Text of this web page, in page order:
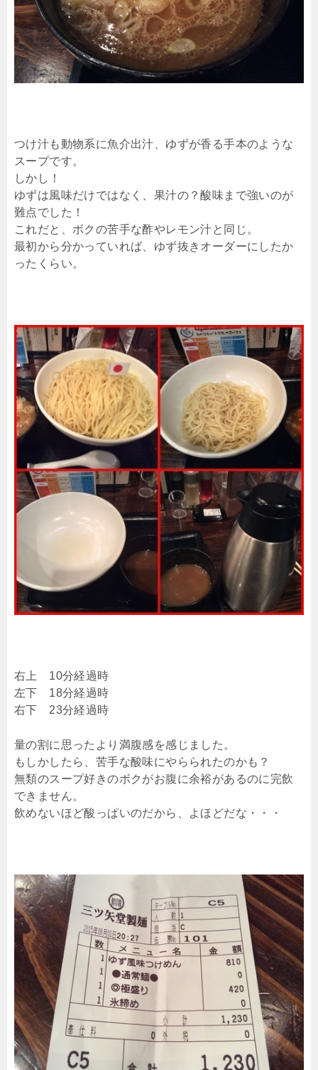
つけ汁も動物系に魚介出汁、ゆずが香る手本のような
スープです。
しかし！
ゆずは風味だけではなく、果汁の？酸味まで強いのが
難点でした！
これだと、ボクの苦手な酢やレモン汁と同じ。
最初から分かっていれば、ゆず抜きオーダーにしたか
ったくらい。
右上 10分経過時
左下 18分経過時
右下 23分経過時
量の割に思ったより満腹感を感じました。
もしかしたら、苦手な酸味にやらられたのかも？
無類のスープ好きのボクがお腹に余裕があるのに完飲
できません。
飲めないほど酸っぱいのだから、よほどだな・・・